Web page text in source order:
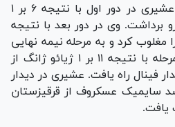
در وزن ۵۵ کیلوگرم وحید عشیری در دور اول با نتیجه ۶ بر ۱
برداشت. وی در دور بعد با نتیجه
را مغلوب کرد و به مرحله نیمه نهایی
راه یافت. عشیری در این مرحله با نتیجه ۱۱ بر ۱ ژیائو ژانگ از
فینال راه یافت. عشیری در دیدار
با نتیجه ۳ بر ۱ از سد سایمیک عسکروف از قرقیزستان
یافت.